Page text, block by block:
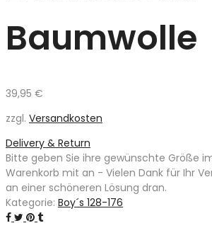
Baumwolle
39,95 €
zzgl. Versandkosten
Delivery & Return
Bitte geben Sie ihre gewünschte Größe
Warenkorb mit an - Vielen Dank für Ihr
an einer schöneren Lösung dran.
Kategorie: Boy´s 128-176